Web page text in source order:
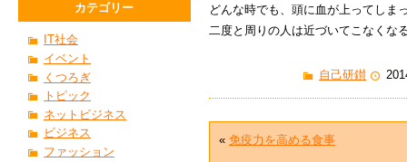
どんな時でも、頭に血が上ってしま
二度と周りの人は近づいてこなくな
自己研鑚
« 免疫力を高める食事
カテゴリー
IT社会
イベント
くつろぎ
トピック
ネットビジネス
ビジネス
ファッション